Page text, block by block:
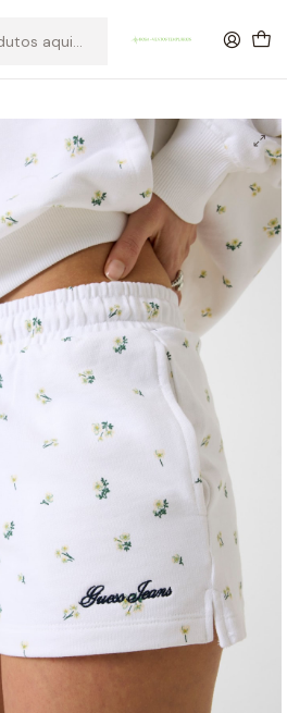
em compras para Portugal superiores a